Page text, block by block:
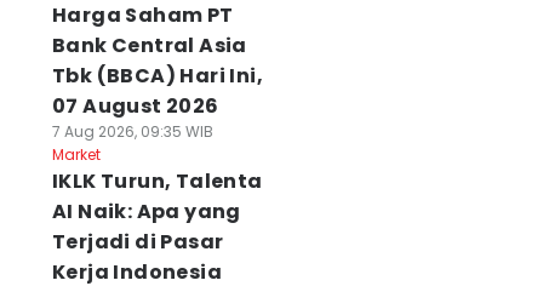
Harga Saham PT
Bank Central Asia
Tbk (BBCA) Hari Ini,
07 August 2026
7 Aug 2026, 09:35 WIB
Market
IKLK Turun, Talenta
AI Naik: Apa yang
Terjadi di Pasar
Kerja Indonesia